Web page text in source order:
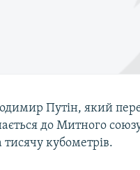
Путін, який
до Митного
тисячу кубометрів.